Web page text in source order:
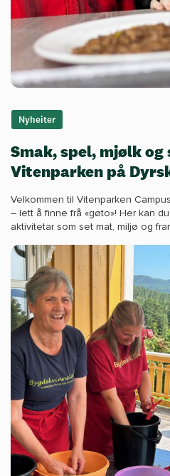
Nyheiter
Smak, spel, mjølk og
Vitenparken på
Velkommen til Vitenparken
– lett å finne frå «gøto»! Her kan
aktivitetar som set mat, miljø og